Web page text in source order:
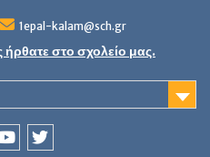
1epal-kalam@sch.gr
στο σχολείο μας.